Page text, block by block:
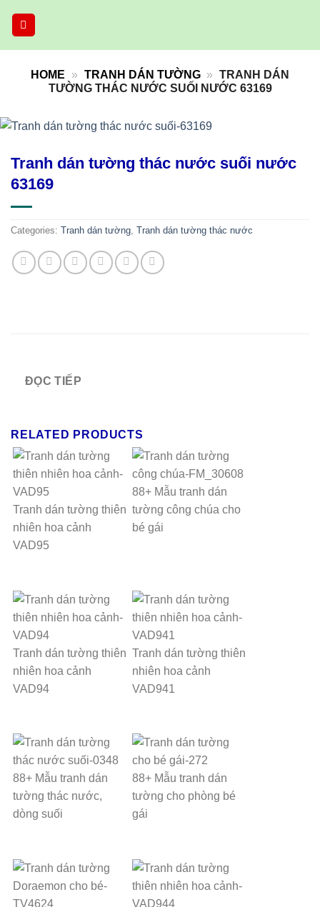
HOME » TRANH DÁN TƯỜNG » TRANH DÁN
TƯỜNG THÁC NƯỚC SUỐI NƯỚC 63169
Tranh dán tường thác nước suối nước
63169
Categories: Tranh dán tường, Tranh dán tường thác nước
ĐỌC TIẾP
RELATED PRODUCTS
Tranh dán tường thiên
nhiên hoa cảnh
VAD95
88+ Mẫu tranh dán
tường công chúa cho
bé gái
Tranh dán tường thiên
nhiên hoa cảnh
VAD94
Tranh dán tường thiên
nhiên hoa cảnh
VAD941
88+ Mẫu tranh dán
tường thác nước,
dòng suối
88+ Mẫu tranh dán
tường cho phòng bé
gái